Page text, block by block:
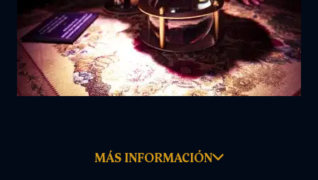
MÁS INFORMACIÓN